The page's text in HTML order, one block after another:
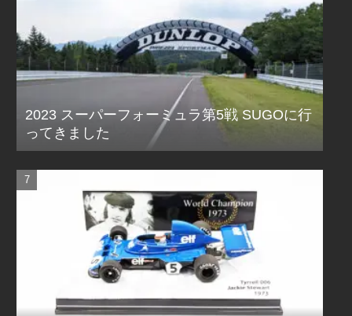
2023 スーパーフォーミュラ第5戦 SUGOに行
ってきました